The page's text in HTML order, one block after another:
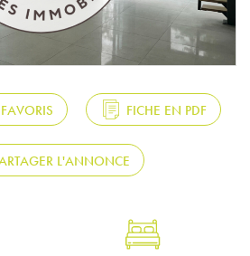
FICHE EN PDF
L'ANNONCE